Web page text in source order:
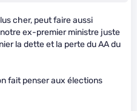
cher, peut faire aussi
ex-premier ministre juste
la dette et la perte du AA du
fait penser aux élections